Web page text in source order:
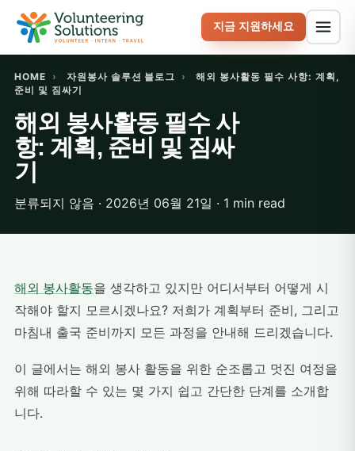
지금 지원하세요
HOME › 자원봉사 솔루션 블로그 ›
해외 봉사활동 필수 사항: 계획,
준비 및 짐싸기
해외 봉사활동 필수 사
항: 계획, 준비 및 짐싸
기
분류되지 않음 · 2026년 06월 21일 · 1 min read
해외 봉사활동을 생각하고 있지만 어디서부터 어떻게 시
작해야 할지 모르시겠나요? 저희가 계획부터 준비, 그리고
마침내 출국 준비까지 모든 과정을 안내해 드리겠습니다.
이 글에서는 해외 봉사 활동을 위한 순조롭고 멋진 여정을
위해 따라할 수 있는 몇 가지 쉽고 간단한 단계를 소개합
니다.